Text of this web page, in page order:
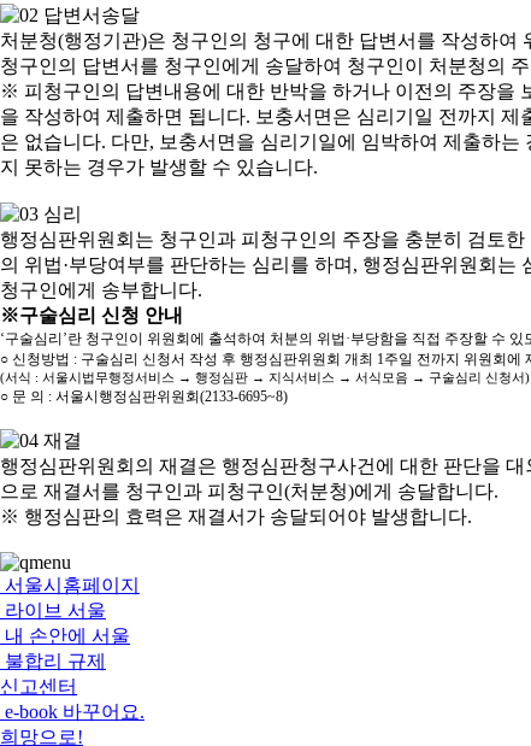
처분청(행정기관)은 청구인의 청구에 대한 답변서를 작성하여
청구인의 답변서를 청구인에게 송달하여 청구인이 처분청의
※ 피청구인의 답변내용에 대한 반박을 하거나 이전의 주장을
을 작성하여 제출하면 됩니다. 보충서면은 심리기일 전까지 제
은 없습니다. 다만, 보충서면을 심리기일에 임박하여 제출하는
지 못하는 경우가 발생할 수 있습니다.
행정심판위원회는 청구인과 피청구인의 주장을 충분히 검토
의 위법·부당여부를 판단하는 심리를 하며, 행정심판위원회는
청구인에게 송부합니다.
※구술심리 신청 안내
‘구술심리’란 청구인이 위원회에 출석하여 처분의 위법·부당함을 직접 주장할 수
○ 신청방법 : 구술심리 신청서 작성 후 행정심판위원회 개최 1주일 전까지 위원회에
(서식 : 서울시법무행정서비스 → 행정심판 → 지식서비스 → 서식모음 → 구술심리 신청서)
○ 문 의 : 서울시행정심판위원회(2133-6695~8)
행정심판위원회의 재결은 행정심판청구사건에 대한 판단을
으로 재결서를 청구인과 피청구인(처분청)에게 송달합니다.
※ 행정심판의 효력은 재결서가 송달되어야 발생합니다.
서울시홈페이지
라이브 서울
내 손안에 서울
불합리 규제
신고센터
e-book 바꾸어요.
희망으로!